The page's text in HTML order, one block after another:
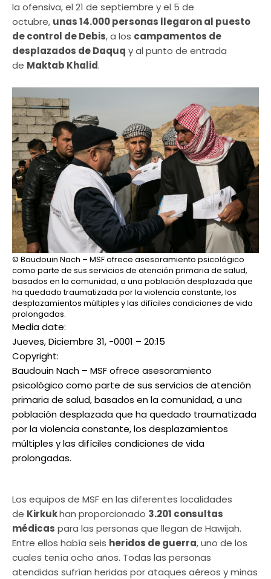
la ofensiva, el 21 de septiembre y el 5 de
octubre, unas 14.000 personas llegaron al puesto
de control de Debis, a los campamentos de
desplazados de Daquq y al punto de entrada
de Maktab Khalid.
© Baudouin Nach – MSF ofrece asesoramiento psicológico
como parte de sus servicios de atención primaria de salud,
basados ​​en la comunidad, a una población desplazada que
ha quedado traumatizada por la violencia constante, los
desplazamientos múltiples y las difíciles condiciones de vida
prolongadas.
Media date:
Jueves, Diciembre 31, -0001 – 20:15
Copyright:
Baudouin Nach – MSF ofrece asesoramiento
psicológico como parte de sus servicios de atención
primaria de salud, basados ​​en la comunidad, a una
población desplazada que ha quedado traumatizada
por la violencia constante, los desplazamientos
múltiples y las difíciles condiciones de vida
prolongadas.
Los equipos de MSF en las diferentes localidades
de Kirkukhan proporcionado 3.201 consultas
médicas para las personas que llegan de Hawijah.
Entre ellos había seis heridos de guerra, uno de los
cuales tenía ocho años. Todas las personas
atendidas sufrían heridas por ataques aéreos y minas